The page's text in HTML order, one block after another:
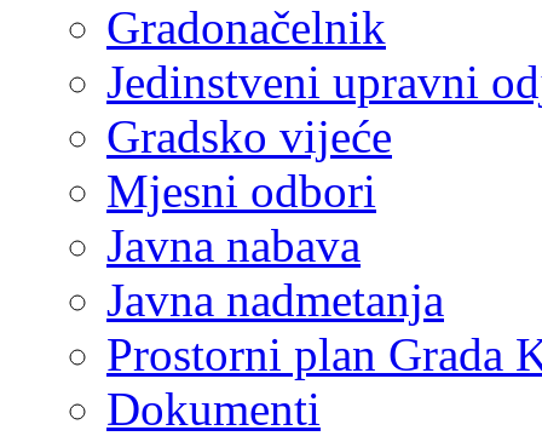
Gradonačelnik
Jedinstveni upravni
Gradsko vijeće
Mjesni odbori
Javna nabava
Javna nadmetanja
Prostorni plan Grada
Dokumenti